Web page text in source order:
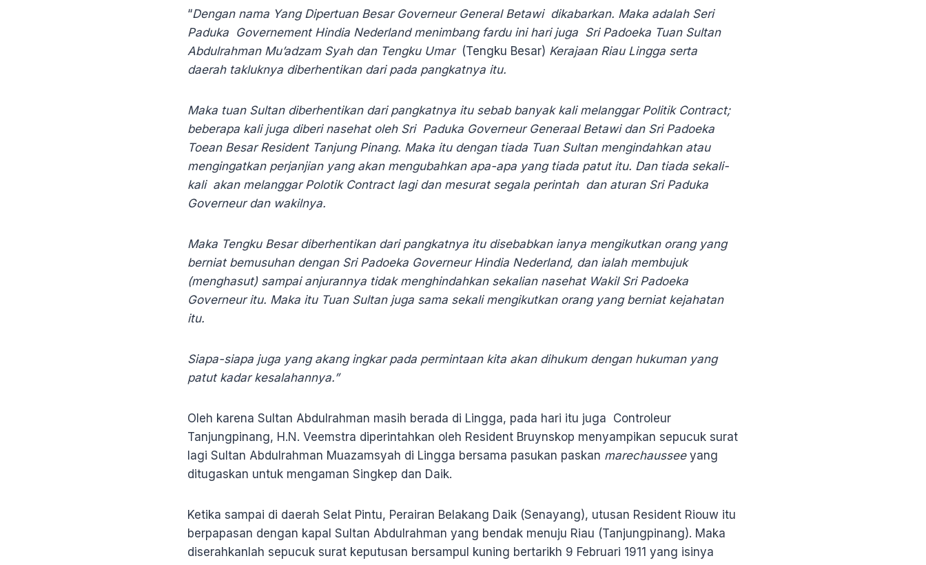
“Dengan nama Yang Dipertuan Besar Governeur General Betawi dikabarkan. Maka adalah Seri
Paduka Governement Hindia Nederland menimbang fardu ini hari juga Sri Padoeka Tuan Sultan
Abdulrahman Mu’adzam Syah dan Tengku Umar (Tengku Besar) Kerajaan Riau Lingga serta
daerah takluknya diberhentikan dari pada pangkatnya itu.
Maka tuan Sultan diberhentikan dari pangkatnya itu sebab banyak kali melanggar Politik Contract;
beberapa kali juga diberi nasehat oleh Sri Paduka Governeur Generaal Betawi dan Sri Padoeka
Toean Besar Resident Tanjung Pinang. Maka itu dengan tiada Tuan Sultan mengindahkan atau
mengingatkan perjanjian yang akan mengubahkan apa-apa yang tiada patut itu. Dan tiada sekali-
kali akan melanggar Polotik Contract lagi dan mesurat segala perintah dan aturan Sri Paduka
Governeur dan wakilnya.
Maka Tengku Besar diberhentikan dari pangkatnya itu disebabkan ianya mengikutkan orang yang
berniat bemusuhan dengan Sri Padoeka Governeur Hindia Nederland, dan ialah membujuk
(menghasut) sampai anjurannya tidak menghindahkan sekalian nasehat Wakil Sri Padoeka
Governeur itu. Maka itu Tuan Sultan juga sama sekali mengikutkan orang yang berniat kejahatan
itu.
Siapa-siapa juga yang akang ingkar pada permintaan kita akan dihukum dengan hukuman yang
patut kadar kesalahannya.”
Oleh karena Sultan Abdulrahman masih berada di Lingga, pada hari itu juga Controleur
Tanjungpinang, H.N. Veemstra diperintahkan oleh Resident Bruynskop menyampikan sepucuk surat
lagi Sultan Abdulrahman Muazamsyah di Lingga bersama pasukan paskan marechaussee yang
ditugaskan untuk mengaman Singkep dan Daik.
Ketika sampai di daerah Selat Pintu, Perairan Belakang Daik (Senayang), utusan Resident Riouw itu
berpapasan dengan kapal Sultan Abdulrahman yang bendak menuju Riau (Tanjungpinang). Maka
diserahkanlah sepucuk surat keputusan bersampul kuning bertarikh 9 Februari 1911 yang isinya